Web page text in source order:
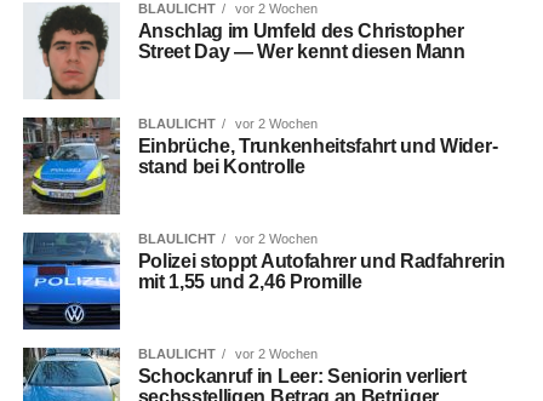
BLAULICHT vor 2 Wochen
Anschlag im Umfeld des Chris­to­pher
Street Day — Wer kennt die­sen Mann
BLAULICHT vor 2 Wochen
Ein­brü­che, Trun­ken­heits­fahrt und Wider­
stand bei Kontrolle
BLAULICHT vor 2 Wochen
Poli­zei stoppt Auto­fah­rer und Rad­fah­re­rin
mit 1,55 und 2,46 Promille
BLAULICHT vor 2 Wochen
Schock­an­ruf in Leer: Senio­rin ver­liert
sechs­stel­li­gen Betrag an Betrüger